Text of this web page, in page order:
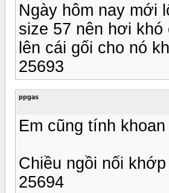
Ngày hôm nay mới
size 57 nên hơi
lên cái gối cho nó
25693
ppgas
Em cũng tính
Chiều ngồi nối
25694